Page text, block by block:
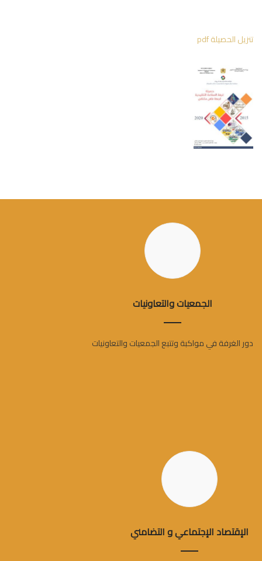
تنزيل الحصيلة pdf
الإقتصاد الإجتماعي و التضامني
الجمعيات والتعاونيات
دور الغرفة في مواكبة وتتبع الجمعيات والتعاونيات